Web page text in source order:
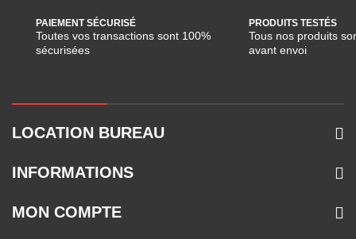
PAIEMENT SÉCURISÉ
Toutes vos transactions sont 100%
sécurisées
PRODUITS TESTÉS
Tous nos produits
avant envoi
LOCATION BUREAU
INFORMATIONS
MON COMPTE